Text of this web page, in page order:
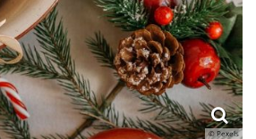
© Pexels